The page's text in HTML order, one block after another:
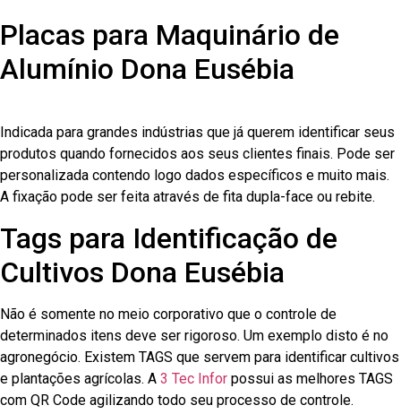
Placas para Maquinário de
Alumínio Dona Eusébia
Indicada para grandes indústrias que já querem identificar seus
produtos quando fornecidos aos seus clientes finais. Pode ser
personalizada contendo logo dados específicos e muito mais.
A fixação pode ser feita através de fita dupla-face ou rebite.
Tags para Identificação de
Cultivos Dona Eusébia
Não é somente no meio corporativo que o controle de
determinados itens deve ser rigoroso. Um exemplo disto é no
agronegócio. Existem TAGS que servem para identificar cultivos
e plantações agrícolas. A 3 Tec Infor possui as melhores TAGS
com QR Code agilizando todo seu processo de controle.